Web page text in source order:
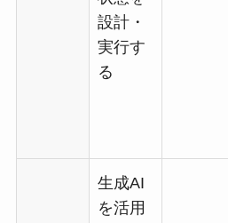
設計・
実行す
る
生成AI
を活用